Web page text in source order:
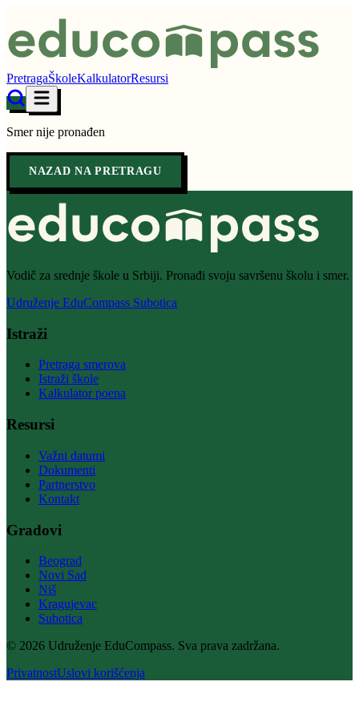
PretragaŠkoleKalkulatorResursi
Smer nije pronađen
NAZAD NA PRETRAGU
Vodič za srednje škole u Srbiji. Pronađi svoju savršenu školu i smer.
Udruženje EduCompass Subotica
Istraži
Pretraga smerova
Istraži škole
Kalkulator poena
Resursi
Važni datumi
Dokumenti
Partnerstvo
Kontakt
Gradovi
Beograd
Novi Sad
Niš
Kragujevac
Subotica
© 2026 Udruženje EduCompass. Sva prava zadržana.
PrivatnostUslovi korišćenja